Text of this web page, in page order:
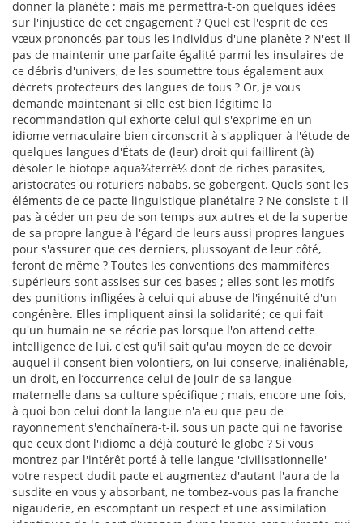
donner la planète ; mais me permettra-t-on quelques idées
sur l'injustice de cet engagement ? Quel est l'esprit de ces
vœux prononcés par tous les individus d'une planète ? N'est-il
pas de maintenir une parfaite égalité parmi les insulaires de
ce débris d'univers, de les soumettre tous également aux
décrets protecteurs des langues de tous ? Or, je vous
demande maintenant si elle est bien légitime la
recommandation qui exhorte celui qui s'exprime en un
idiome vernaculaire bien circonscrit à s'appliquer à l'étude de
quelques langues d'États de (leur) droit qui faillirent (à)
désoler le biotope aqua⅔terré⅓ dont de riches parasites,
aristocrates ou roturiers nababs, se gobergent. Quels sont les
éléments de ce pacte linguistique planétaire ? Ne consiste-t-il
pas à céder un peu de son temps aux autres et de la superbe
de sa propre langue à l'égard de leurs aussi propres langues
pour s'assurer que ces derniers, plussoyant de leur côté,
feront de même ? Toutes les conventions des mammifères
supérieurs sont assises sur ces bases ; elles sont les motifs
des punitions infligées à celui qui abuse de l'ingénuité d'un
congénère. Elles impliquent ainsi la solidarité ; ce qui fait
qu'un humain ne se récrie pas lorsque l'on attend cette
intelligence de lui, c'est qu'il sait qu'au moyen de ce devoir
auquel il consent bien volontiers, on lui conserve, inaliénable,
un droit, en l’occurrence celui de jouir de sa langue
maternelle dans sa culture spécifique ; mais, encore une fois,
à quoi bon celui dont la langue n'a eu que peu de
rayonnement s'enchaînera-t-il, sous un pacte qui ne favorise
que ceux dont l'idiome a déjà couturé le globe ? Si vous
montrez par l'intérêt porté à telle langue 'civilisationnelle'
votre respect dudit pacte et augmentez d'autant l'aura de la
susdite en vous y absorbant, ne tombez-vous pas la franche
nigauderie, en escomptant un respect et une assimilation